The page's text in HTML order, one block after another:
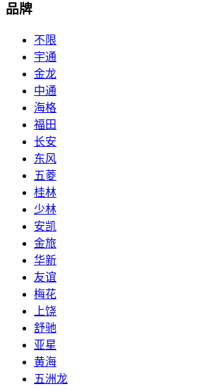
品牌
不限
宇通
金龙
中通
海格
福田
长安
东风
五菱
桂林
少林
安凯
金旅
华新
友谊
梅花
上饶
舒驰
亚星
黄海
五洲龙